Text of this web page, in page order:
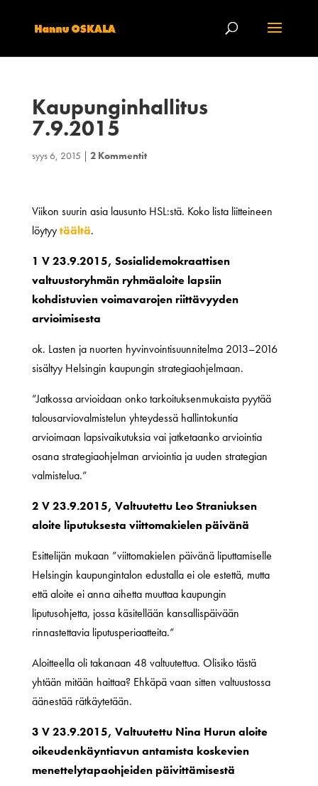
Kaupunginhallitus
7.9.2015
syys 6, 2015 | 2 Kommentit
Viikon suurin asia lausunto HSL:stä. Koko lista liitteineen
löytyytäältä.
1 V 23.9.2015, Sosialidemokraattisen
valtuustoryhmän ryhmäaloite lapsiin
kohdistuvien voimavarojen riittävyyden
arvioimisesta
ok. Lasten ja nuorten hyvinvointisuunnitelma 2013–2016
sisältyy Helsingin kaupungin strategiaohjelmaan.
”Jatkossa arvioidaan onko tarkoituksenmukaista pyytää
talousarviovalmistelun yhteydessä hallintokuntia
arvioimaan lapsivaikutuksia vai jatketaanko arviointia
osana strategiaohjelman arviointia ja uuden strategian
valmistelua.”
2 V 23.9.2015, Valtuutettu Leo Straniuksen
aloite liputuksesta viittomakielen päivänä
Esittelijän mukaan ”viittomakielen päivänä liputtamiselle
Helsingin kaupungintalon edustalla ei ole estettä, mutta
että aloite ei anna aihetta muuttaa kaupungin
liputusohjetta, jossa käsitellään kansallispäivään
rinnastettavia liputusperiaatteita.”
Aloitteella oli takanaan 48 valtuutettua. Olisiko tästä
yhtään mitään haittaa? Ehkäpä vaan sitten valtuustossa
äänestää rätkäytetään.
3 V 23.9.2015, Valtuutettu Nina Hurun aloite
oikeudenkäyntiavun antamista koskevien
menettelytapaohjeiden päivittämisestä